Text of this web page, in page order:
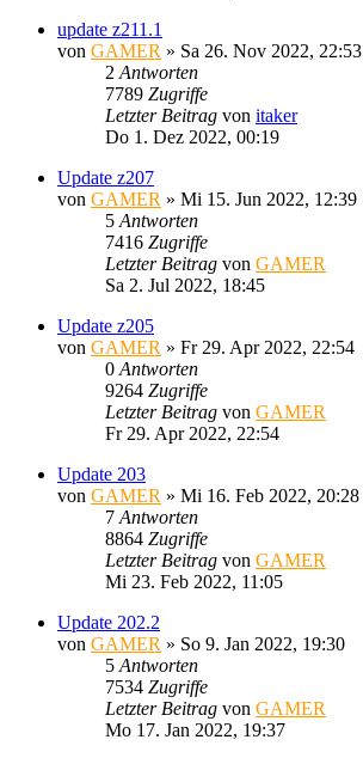
update z211.1
von GAMER » Sa 26. Nov 2022, 22:53
2 Antworten
7789 Zugriffe
Letzter Beitrag von itaker
Do 1. Dez 2022, 00:19
Update z207
von GAMER » Mi 15. Jun 2022, 12:39
5 Antworten
7416 Zugriffe
Letzter Beitrag von GAMER
Sa 2. Jul 2022, 18:45
Update z205
von GAMER » Fr 29. Apr 2022, 22:54
0 Antworten
9264 Zugriffe
Letzter Beitrag von GAMER
Fr 29. Apr 2022, 22:54
Update 203
von GAMER » Mi 16. Feb 2022, 20:28
7 Antworten
8864 Zugriffe
Letzter Beitrag von GAMER
Mi 23. Feb 2022, 11:05
Update 202.2
von GAMER » So 9. Jan 2022, 19:30
5 Antworten
7534 Zugriffe
Letzter Beitrag von GAMER
Mo 17. Jan 2022, 19:37